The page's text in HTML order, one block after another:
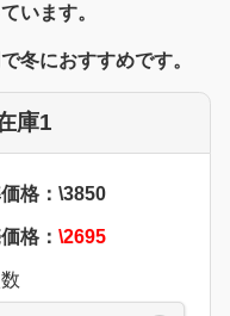
います。
冬におすすめです。
庫1
格：\3850
格： \2695